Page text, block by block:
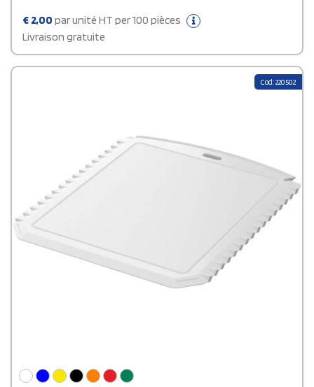
€ 2,00 par unité HT per 100 pièces
Livraison gratuite
Cod: 220502